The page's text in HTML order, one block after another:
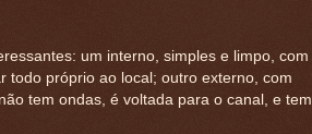
um interno, simples e limpo, com
todo próprio ao local; outro externo, com
tem ondas, é voltada para o canal, e tem